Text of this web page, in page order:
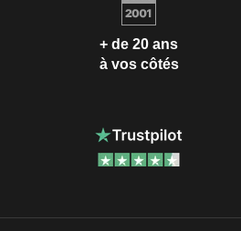
+ de 20 ans
à vos côtés